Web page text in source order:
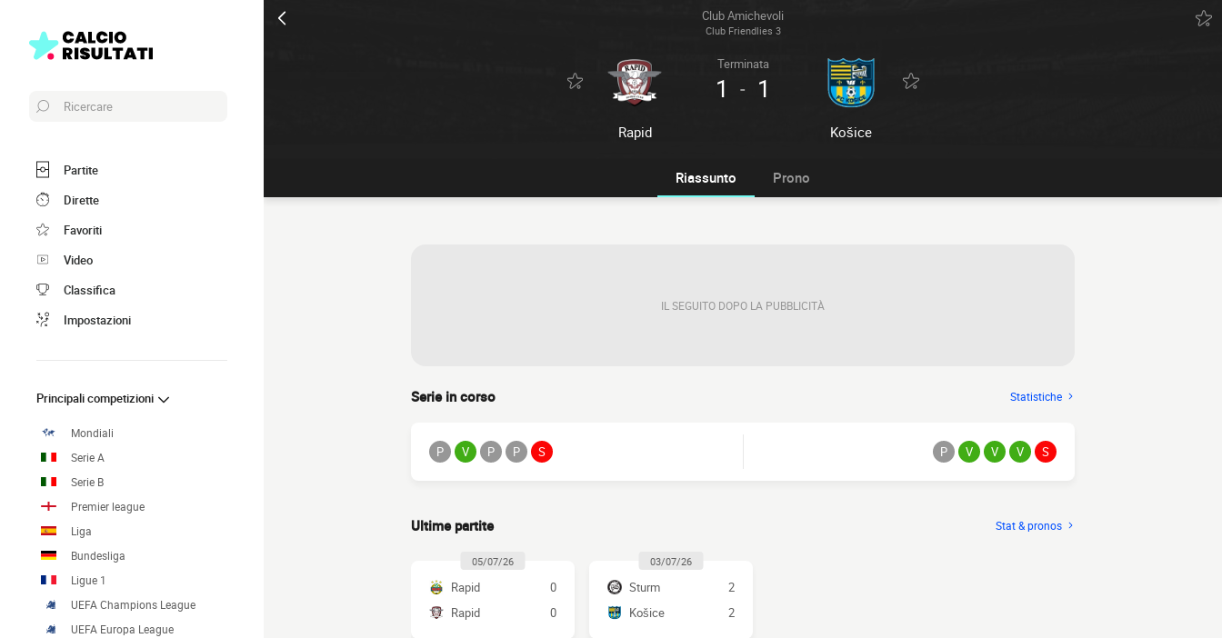
Club Amichevoli
Club Friendlies 3
Rapid
Terminata
1 - 1
Košice
Ricercare
Partite
Dirette
Favoriti
Video
Classifica
Impostazioni
Principali competizioni
Mondiali
Serie A
Serie B
Premier league
Liga
Bundesliga
Ligue 1
UEFA Champions League
UEFA Europa League
Riassunto Prono
IL SEGUITO DOPO LA PUBBLICITÀ
Serie in corso Statistiche
P V P P S P V V V S
Ultime partite Stat & pronos
05/07/26
Rapid
0
Rapid
0
03/07/26
Sturm
2
Košice
2